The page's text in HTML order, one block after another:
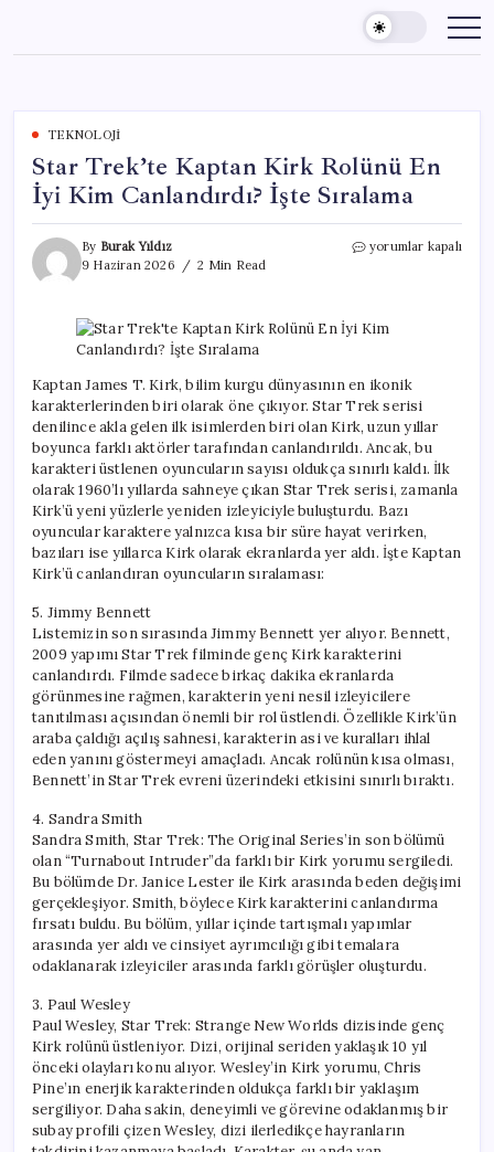
content
TEKNOLOJI
Star Trek’te Kaptan Kirk Rolünü En
İyi Kim Canlandırdı? İşte Sıralama
By Burak Yıldız
9 Haziran 2026
2 Min Read
Star
Rolünü
En
Kim
Canlandırdı?
İşte
Sıralama
için
yorumlar kapalı
Kaptan James T. Kirk, bilim kurgu dünyasının en ikonik
karakterlerinden biri olarak öne çıkıyor. Star Trek serisi
denilince akla gelen ilk isimlerden biri olan Kirk, uzun yıllar
boyunca farklı aktörler tarafından canlandırıldı. Ancak, bu
karakteri üstlenen oyuncuların sayısı oldukça sınırlı kaldı. İlk
olarak 1960’lı yıllarda sahneye çıkan Star Trek serisi, zamanla
Kirk’ü yeni yüzlerle yeniden izleyiciyle buluşturdu. Bazı
oyuncular karaktere yalnızca kısa bir süre hayat verirken,
bazıları ise yıllarca Kirk olarak ekranlarda yer aldı. İşte Kaptan
Kirk’ü canlandıran oyuncuların sıralaması:
5. Jimmy Bennett
Listemizin son sırasında Jimmy Bennett yer alıyor. Bennett,
2009 yapımı Star Trek filminde genç Kirk karakterini
canlandırdı. Filmde sadece birkaç dakika ekranlarda
görünmesine rağmen, karakterin yeni nesil izleyicilere
tanıtılması açısından önemli bir rol üstlendi. Özellikle Kirk’ün
araba çaldığı açılış sahnesi, karakterin asi ve kuralları ihlal
eden yanını göstermeyi amaçladı. Ancak rolünün kısa olması,
Bennett’in Star Trek evreni üzerindeki etkisini sınırlı bıraktı.
4. Sandra Smith
Sandra Smith, Star Trek: The Original Series’in son bölümü
olan “Turnabout Intruder”da farklı bir Kirk yorumu sergiledi.
Bu bölümde Dr. Janice Lester ile Kirk arasında beden değişimi
gerçekleşiyor. Smith, böylece Kirk karakterini canlandırma
fırsatı buldu. Bu bölüm, yıllar içinde tartışmalı yapımlar
arasında yer aldı ve cinsiyet ayrımcılığı gibi temalara
odaklanarak izleyiciler arasında farklı görüşler oluşturdu.
3. Paul Wesley
Paul Wesley, Star Trek: Strange New Worlds dizisinde genç
Kirk rolünü üstleniyor. Dizi, orijinal seriden yaklaşık 10 yıl
önceki olayları konu alıyor. Wesley’in Kirk yorumu, Chris
Pine’ın enerjik karakterinden oldukça farklı bir yaklaşım
sergiliyor. Daha sakin, deneyimli ve görevine odaklanmış bir
subay profili çizen Wesley, dizi ilerledikçe hayranların